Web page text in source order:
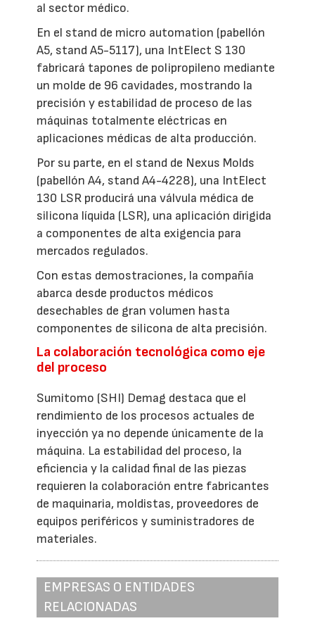
al sector médico.
En el stand de micro automation (pabellón
A5, stand A5-5117), una IntElect S 130
fabricará tapones de polipropileno mediante
un molde de 96 cavidades, mostrando la
precisión y estabilidad de proceso de las
máquinas totalmente eléctricas en
aplicaciones médicas de alta producción.
Por su parte, en el stand de Nexus Molds
(pabellón A4, stand A4-4228), una IntElect
130 LSR producirá una válvula médica de
silicona líquida (LSR), una aplicación dirigida
a componentes de alta exigencia para
mercados regulados.
Con estas demostraciones, la compañía
abarca desde productos médicos
desechables de gran volumen hasta
componentes de silicona de alta precisión.
La colaboración tecnológica como eje
del proceso
Sumitomo (SHI) Demag destaca que el
rendimiento de los procesos actuales de
inyección ya no depende únicamente de la
máquina. La estabilidad del proceso, la
eficiencia y la calidad final de las piezas
requieren la colaboración entre fabricantes
de maquinaria, moldistas, proveedores de
equipos periféricos y suministradores de
materiales.
EMPRESAS O ENTIDADES
RELACIONADAS